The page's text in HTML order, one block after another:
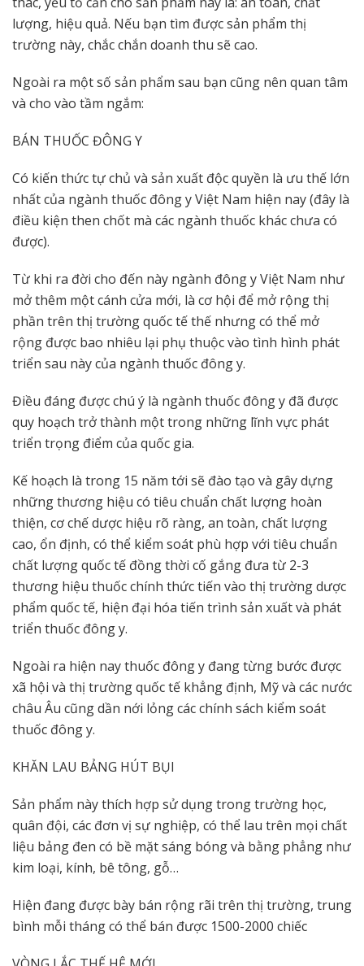
lượng, hiệu quả. Nếu bạn tìm được sản phẩm thị
trường này, chắc chắn doanh thu sẽ cao.
Ngoài ra một số sản phẩm sau bạn cũng nên quan tâm
và cho vào tầm ngắm:
BÁN THUỐC ĐÔNG Y
Có kiến thức tự chủ và sản xuất độc quyền là ưu thế lớn
nhất của ngành thuốc đông y Việt Nam hiện nay (đây là
điều kiện then chốt mà các ngành thuốc khác chưa có
được).
Từ khi ra đời cho đến này ngành đông y Việt Nam như
mở thêm một cánh cửa mới, là cơ hội để mở rộng thị
phần trên thị trường quốc tế thế nhưng có thể mở
rộng được bao nhiêu lại phụ thuộc vào tình hình phát
triển sau này của ngành thuốc đông y.
Điều đáng được chú ý là ngành thuốc đông y đã được
quy hoạch trở thành một trong những lĩnh vực phát
triển trọng điểm của quốc gia.
Kế hoạch là trong 15 năm tới sẽ đào tạo và gây dựng
những thương hiệu có tiêu chuẩn chất lượng hoàn
thiện, cơ chế dược hiệu rõ ràng, an toàn, chất lượng
cao, ổn định, có thể kiểm soát phù hợp với tiêu chuẩn
chất lượng quốc tế đồng thời cố gắng đưa từ 2-3
thương hiệu thuốc chính thức tiến vào thị trường dược
phẩm quốc tế, hiện đại hóa tiến trình sản xuất và phát
triển thuốc đông y.
Ngoài ra hiện nay thuốc đông y đang từng bước được
xã hội và thị trường quốc tế khẳng định, Mỹ và các nước
châu Âu cũng dần nới lỏng các chính sách kiểm soát
thuốc đông y.
KHĂN LAU BẢNG HÚT BỤI
Sản phẩm này thích hợp sử dụng trong trường học,
quân đội, các đơn vị sự nghiệp, có thể lau trên mọi chất
liệu bảng đen có bề mặt sáng bóng và bằng phẳng như
kim loại, kính, bê tông, gỗ…
Hiện đang được bày bán rộng rãi trên thị trường, trung
bình mỗi tháng có thể bán được 1500-2000 chiếc